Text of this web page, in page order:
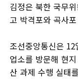
김정은 북한 국무
고 박격포와 곡사
조선중앙통신은
업소를 방문해 현
산 과제 수행 실태